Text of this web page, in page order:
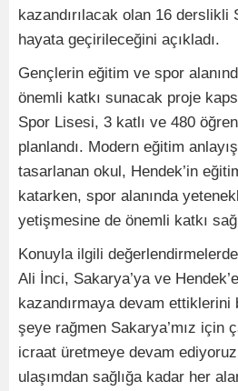
kazandırılacak olan 16
hayata geçirileceğini açıkladı.
Gençlerin eğitim ve spor
önemli katkı sunacak proje
Spor Lisesi, 3 katlı ve 480
planlandı. Modern eğitim
tasarlanan okul, Hendek’in
katarken, spor alanında
yetişmesine de önemli katkı
Konuyla ilgili
Ali İnci, Sakarya’ya ve
kazandırmaya devam ettiklerini
şeye rağmen Sakarya’mız için
icraat üretmeye devam
ulaşımdan sağlığa kadar her